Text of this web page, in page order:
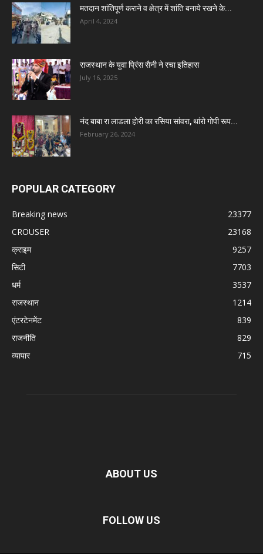
मतदान शांतिपूर्ण कराने व क्षेत्र में शांति बनाये रखने के...
April 4, 2024
राजस्थान के युवा प्रिंस सैनी ने रचा इतिहास
July 16, 2025
नंद बाबा रा लाडला होरी का रसिया सांवरा, थांरो गोपी रूप...
February 26, 2024
POPULAR CATEGORY
Breaking news
23377
CROUSER
23168
क्राइम
9257
सिटी
7703
धर्म
3537
राजस्थान
1214
एंटरटेनमेंट
839
राजनीति
829
व्यापार
715
ABOUT US
FOLLOW US